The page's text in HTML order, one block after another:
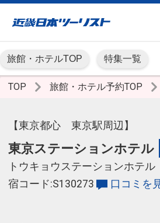
旅館・ホテルTOP 特集一覧
TOP 旅館・ホテル予約TOP
【東京都心 東京駅周辺】
東京ステーションホテル
トウキョウステーションホテル
宿コード:S130273
口コミを